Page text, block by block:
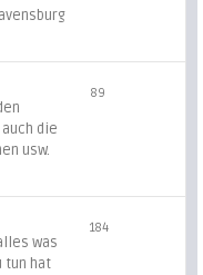
die
usw.
89
was
tun hat
184